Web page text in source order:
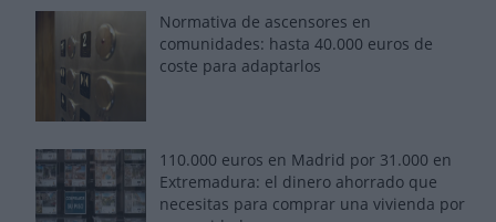
Normativa de ascensores en
comunidades: hasta 40.000 euros de
coste para adaptarlos
110.000 euros en Madrid por 31.000 en
Extremadura: el dinero ahorrado que
necesitas para comprar una vivienda por